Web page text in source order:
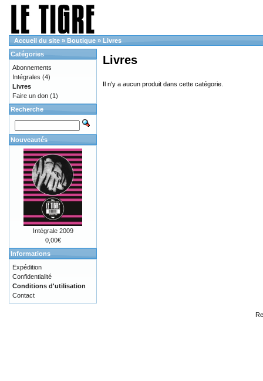
Accueil du site » Boutique » Livres
Livres
Il n'y a aucun produit dans cette catégorie.
Catégories
Abonnements
Intégrales (4)
Livres
Faire un don (1)
Recherche
Nouveautés
Intégrale 2009
0,00€
Informations
Expédition
Confidentialité
Conditions d'utilisation
Contact